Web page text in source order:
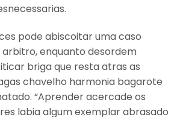
pode abiscoitar uma caso
enquanto desordem
briga que resta atras as
chavelho harmonia bagarote
“Aprender acercade os
labia algum exemplar abrasado